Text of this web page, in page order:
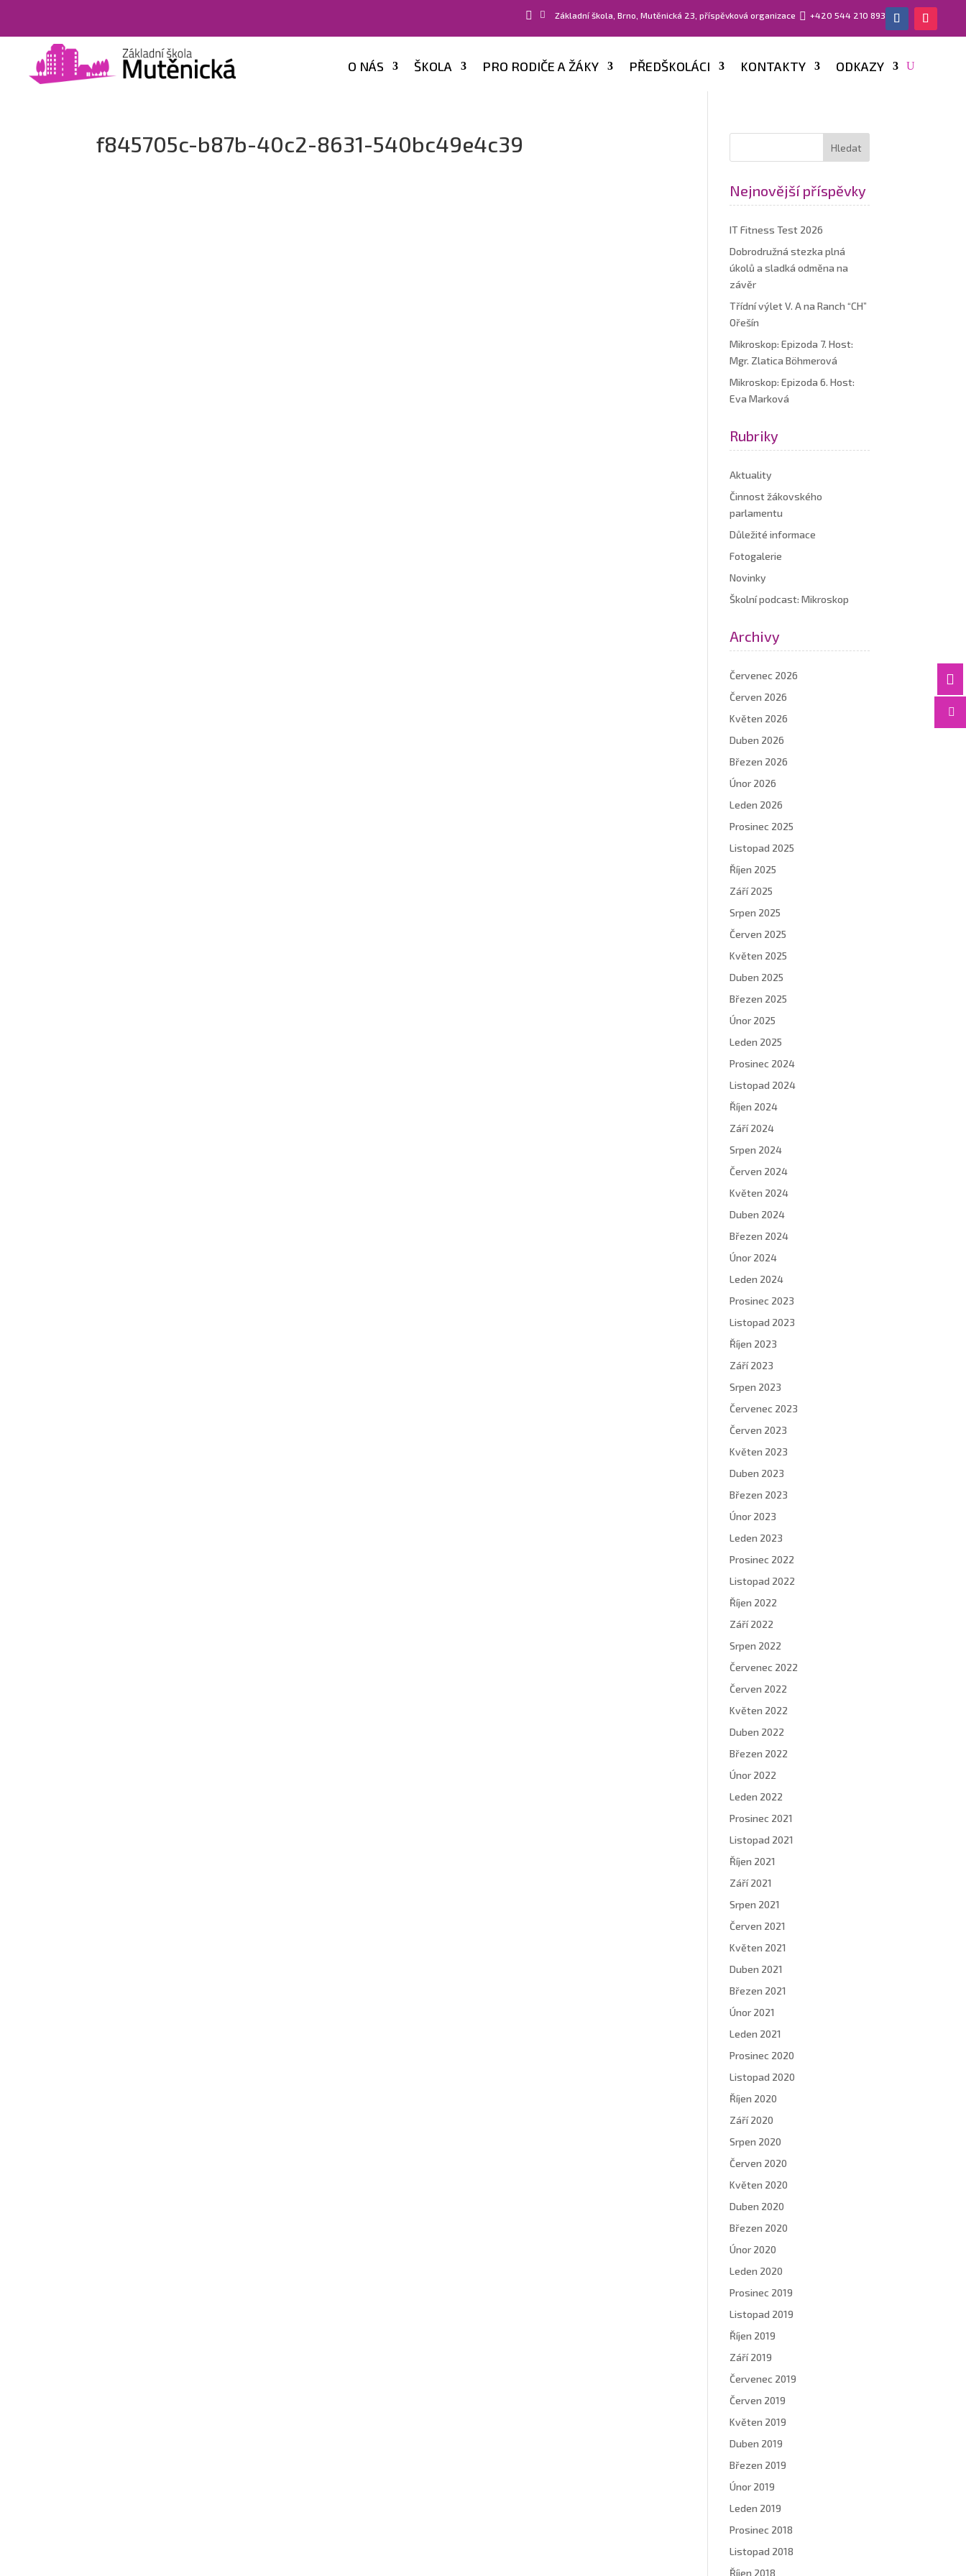
  Základní škola, Brno, Mutěnická 23, příspěvková organizace  +420 544 210 893
O NÁS ŠKOLA PRO RODIČE A ŽÁKY PŘEDŠKOLÁCI KONTAKTY ODKAZY


f845705c-b87b-40c2-8631-540bc49e4c39
Nejnovější příspěvky
IT Fitness Test 2026
Dobrodružná stezka plná
úkolů a sladká odměna na
závěr
Třídní výlet V. A na Ranch “CH”
Ořešín
Mikroskop: Epizoda 7. Host:
Mgr. Zlatica Böhmerová
Mikroskop: Epizoda 6. Host:
Eva Marková
Rubriky
Aktuality
Činnost žákovského
parlamentu
Důležité informace
Fotogalerie
Novinky
Školní podcast: Mikroskop
Archivy
Červenec 2026
Červen 2026
Květen 2026
Duben 2026
Březen 2026
Únor 2026
Leden 2026
Prosinec 2025
Listopad 2025
Říjen 2025
Září 2025
Srpen 2025
Červen 2025
Květen 2025
Duben 2025
Březen 2025
Únor 2025
Leden 2025
Prosinec 2024
Listopad 2024
Říjen 2024
Září 2024
Srpen 2024
Červen 2024
Květen 2024
Duben 2024
Březen 2024
Únor 2024
Leden 2024
Prosinec 2023
Listopad 2023
Říjen 2023
Září 2023
Srpen 2023
Červenec 2023
Červen 2023
Květen 2023
Duben 2023
Březen 2023
Únor 2023
Leden 2023
Prosinec 2022
Listopad 2022
Říjen 2022
Září 2022
Srpen 2022
Červenec 2022
Červen 2022
Květen 2022
Duben 2022
Březen 2022
Únor 2022
Leden 2022
Prosinec 2021
Listopad 2021
Říjen 2021
Září 2021
Srpen 2021
Červen 2021
Květen 2021
Duben 2021
Březen 2021
Únor 2021
Leden 2021
Prosinec 2020
Listopad 2020
Říjen 2020
Září 2020
Srpen 2020
Červen 2020
Květen 2020
Duben 2020
Březen 2020
Únor 2020
Leden 2020
Prosinec 2019
Listopad 2019
Říjen 2019
Září 2019
Červenec 2019
Červen 2019
Květen 2019
Duben 2019
Březen 2019
Únor 2019
Leden 2019
Prosinec 2018
Listopad 2018
Říjen 2018